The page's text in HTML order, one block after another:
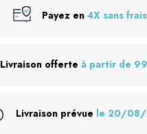
Payez en 4X sans frais
Livraison offerte à partir de
Livraison prévue le 20/08/